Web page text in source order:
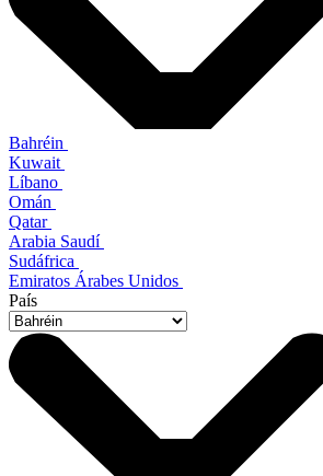
Bahréin
Kuwait
Líbano
Omán
Qatar
Arabia Saudí
Sudáfrica
Emiratos Árabes Unidos
País